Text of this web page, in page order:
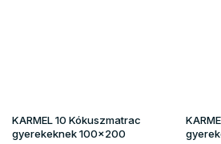
KARMEL 10 Kókuszmatrac
gyerekeknek 100x200